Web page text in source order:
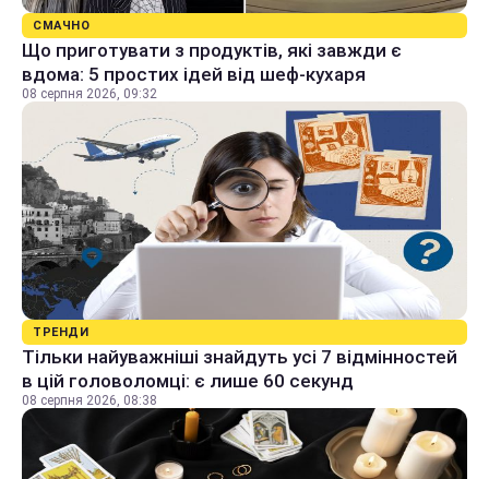
СМАЧНО
Що приготувати з продуктів, які завжди є
вдома: 5 простих ідей від шеф-кухаря
08 серпня 2026, 09:32
ТРЕНДИ
Тільки найуважніші знайдуть усі 7 відмінностей
в цій головоломці: є лише 60 секунд
08 серпня 2026, 08:38